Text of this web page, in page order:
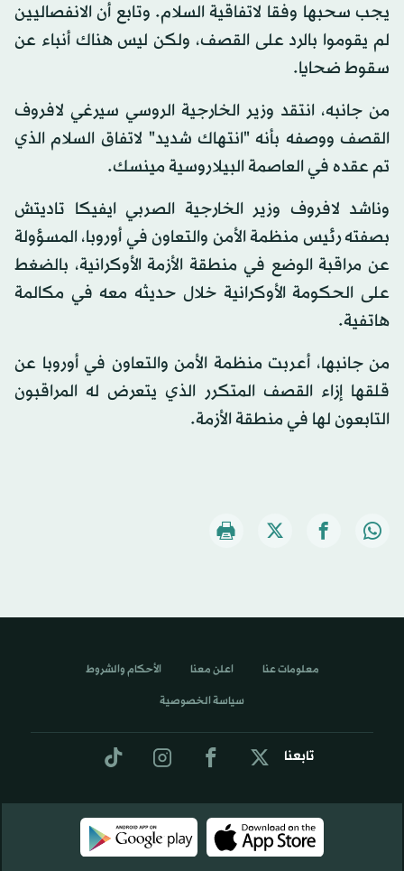
يجب سحبها وفقا لاتفاقية السلام. وتابع أن الانفصاليين
لم يقوموا بالرد على القصف، ولكن ليس هناك أنباء عن
سقوط ضحايا.
من جانبه، انتقد وزير الخارجية الروسي سيرغي لافروف
القصف ووصفه بأنه "انتهاك شديد" لاتفاق السلام الذي
تم عقده في العاصمة البيلاروسية مينسك.
وناشد لافروف وزير الخارجية الصربي ايفيكا تاديتش
بصفته رئيس منظمة الأمن والتعاون في أوروبا، المسؤولة
عن مراقبة الوضع في منطقة الأزمة الأوكرانية، بالضغط
على الحكومة الأوكرانية خلال حديثه معه في مكالمة
هاتفية.
من جانبها، أعربت منظمة الأمن والتعاون في أوروبا عن
قلقها إزاء القصف المتكرر الذي يتعرض له المراقبون
التابعون لها في منطقة الأزمة.
تابعنا
معلومات عنا اعلن معنا الأحكام والشروط
سياسة الخصوصية